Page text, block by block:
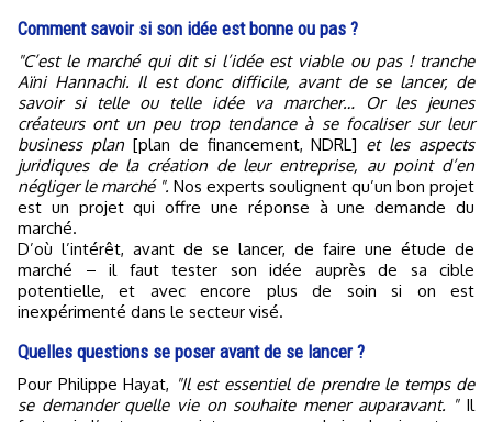
Comment savoir si son idée est bonne ou pas ?
"C’est le marché qui dit si l’idée est viable ou pas ! tranche
Aïni Hannachi. Il est donc difficile, avant de se lancer, de
savoir si telle ou telle idée va marcher… Or les jeunes
créateurs ont un peu trop tendance à se focaliser sur leur
business plan[plan de financement, NDRL] et les aspects
juridiques de la création de leur entreprise, au point d’en
négliger le marché ". Nos experts soulignent qu’un bon projet
est un projet qui offre une réponse à une demande du
marché.
D’où l’intérêt, avant de se lancer, de faire une étude de
marché – il faut tester son idée auprès de sa cible
potentielle, et avec encore plus de soin si on est
inexpérimenté dans le secteur visé.
Quelles questions se poser avant de se lancer ?
Pour Philippe Hayat, "Il est essentiel de prendre le temps de
se demander quelle vie on souhaite mener auparavant. "Il